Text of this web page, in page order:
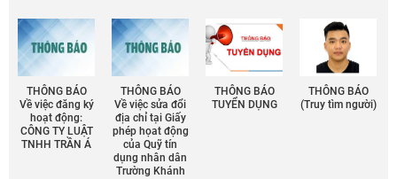
THÔNG BÁO
Về việc đăng ký
hoạt động:
CÔNG TY LUẬT
TNHH TRẦN Á
THÔNG BÁO
Về việc sửa đổi
địa chỉ tại Giấy
phép họat động
của Quỹ tín
dụng nhân dân
Trường Khánh
THÔNG BÁO
TUYỂN DỤNG
THÔNG BÁO
(Truy tìm người)